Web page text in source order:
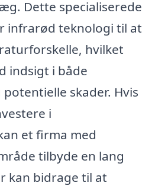
Dette specialiserede
infrarød teknologi til at
hvilket
indsigt i både
skader. Hvis
i
et firma med
tilbyde en lang
kan bidrage til at